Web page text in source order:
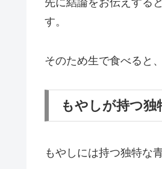
先に結論をお伝えする
す。
そのため生で食べると
もやしが持つ独
もやしには持つ独特な